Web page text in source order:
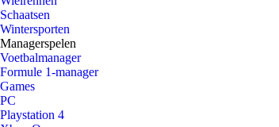
Schaatsen
Wintersporten
Managerspelen
Voetbalmanager
Formule 1-manager
Games
PC
Playstation 4